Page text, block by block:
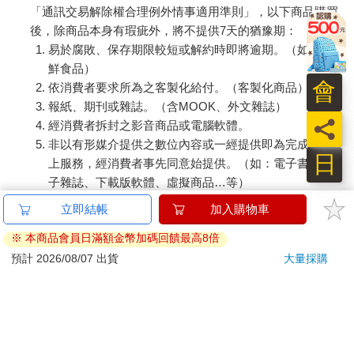
「通訊交易解除權合理例外情事適用準則」，以下商品購買
後，除商品本身有瑕疵外，將不提供7天的猶豫期：
易於腐敗、保存期限較短或解約時即將逾期。（如：生
鮮食品）
依消費者要求所為之客製化給付。（客製化商品）
報紙、期刊或雜誌。（含MOOK、外文雜誌）
經消費者拆封之影音商品或電腦軟體。
非以有形媒介提供之數位內容或一經提供即為完成之線
上服務，經消費者事先同意始提供。（如：電子書、電
子雜誌、下載版軟體、虛擬商品…等）
已拆封之個人衛生用品。（如：內衣褲、刮鬍刀、除毛
若非上列種類商品，均享有到貨7天的猶豫期（含例假
日）。
立即結帳 加入購物車
※ 本商品會員日滿額金幣加碼回饋最高8倍
預計 2026/08/07 出貨
大量採購
日
員
會